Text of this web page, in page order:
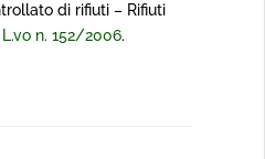
di rifiuti – Rifiuti
n. 152/2006.